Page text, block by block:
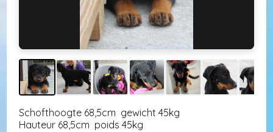
Schofthoogte 68,5cm gewicht 45kg
Hauteur 68,5cm poids 45kg